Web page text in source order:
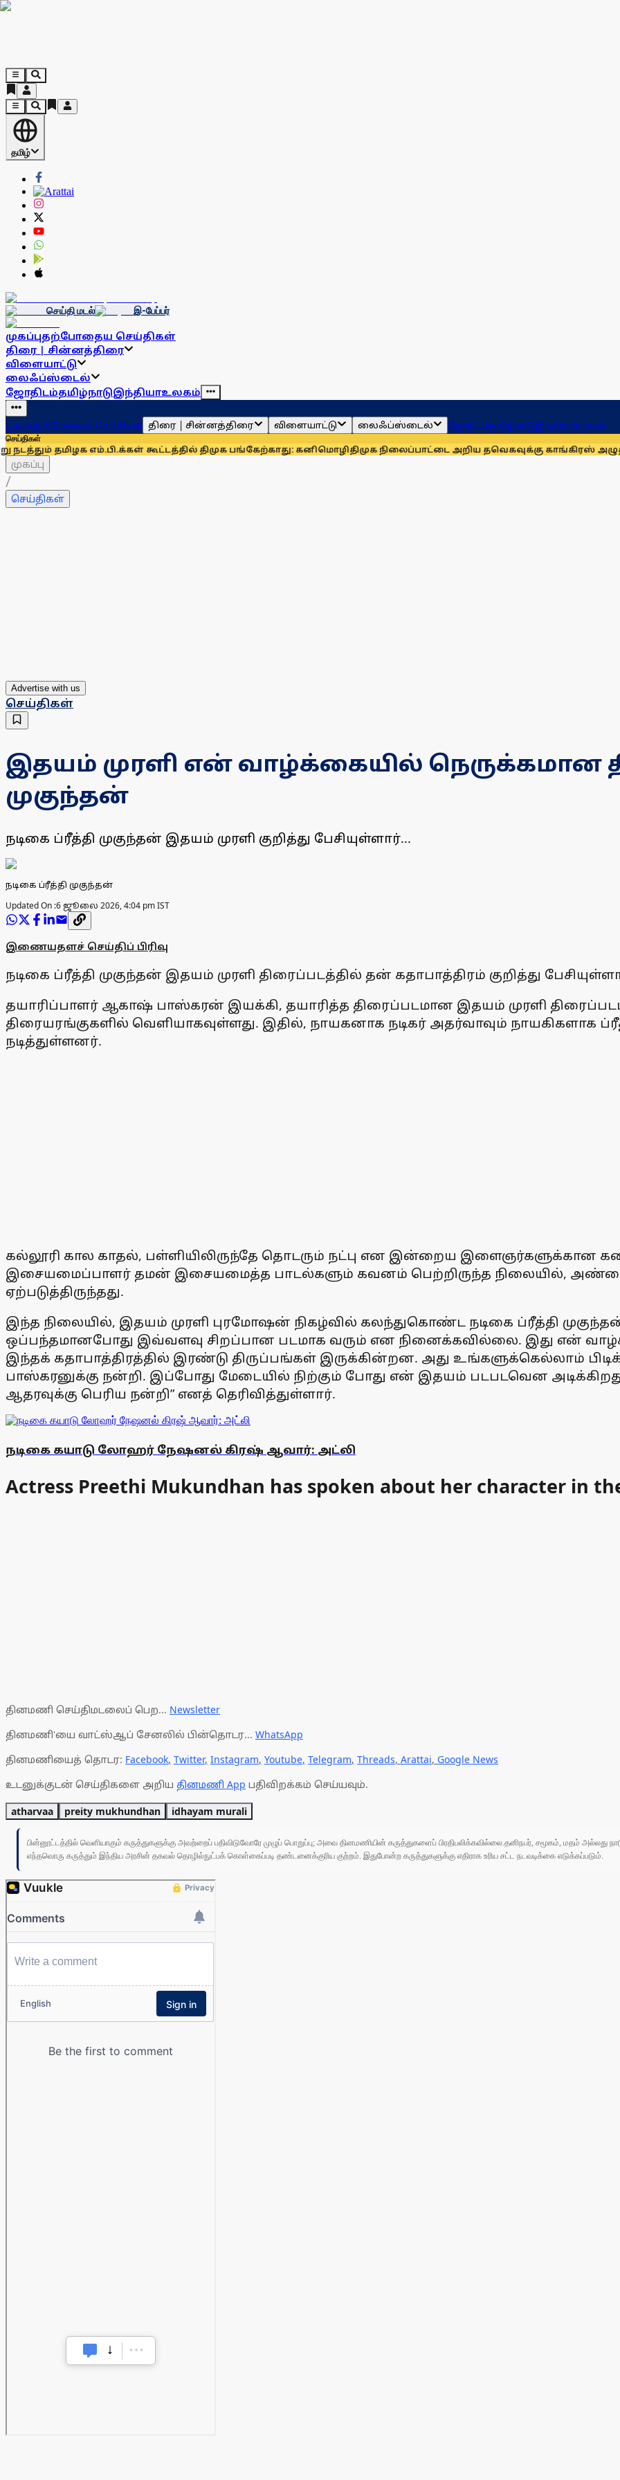
தமிழ்
செய்தி மடல் இ-பேப்பர்
முகப்புதற்போதைய செய்திகள்
திரை | சின்னத்திரை
விளையாட்டு
லைஃப்ஸ்டைல்
ஜோதிடம்தமிழ்நாடுஇந்தியாஉலகம்
முகப்புதற்போதைய செய்திகள் திரை | சின்னத்திரை விளையாட்டு லைஃப்ஸ்டைல் ஜோதிடம்தமிழ்நாடுஇந்தியாஉலகம்
செய்திகள்
எம்.பி.க்கள் கூட்டத்தில் திமுக பங்கேற்காது: கனிமொழிதிமுக நிலைப்பாட்டை அறிய தவெகவுக்கு காங்கிரஸ் அழுத்தம்:
முகப்பு
/
செய்திகள்
Advertise with us
செய்திகள்
இதயம் முரளி என் வாழ்க்கையில் நெருக்கமான
முகுந்தன்
நடிகை ப்ரீத்தி முகுந்தன் இதயம் முரளி குறித்து பேசியுள்ளார்...
நடிகை ப்ரீத்தி முகுந்தன்
Updated On :6 ஜூலை 2026, 4:04 pm IST
இணையதளச் செய்திப் பிரிவு
நடிகை ப்ரீத்தி முகுந்தன் இதயம் முரளி திரைப்படத்தில் தன் கதாபாத்திரம் குறித்து
தயாரிப்பாளர் ஆகாஷ் பாஸ்கரன் இயக்கி, தயாரித்த திரைப்படமான இதயம் முரளி
திரையரங்குகளில் வெளியாகவுள்ளது. இதில், நாயகனாக நடிகர் அதர்வாவும் நாயகிகளாக
நடித்துள்ளனர்.
கல்லூரி கால காதல், பள்ளியிலிருந்தே தொடரும் நட்பு என இன்றைய இளைஞர்களுக்கான
இசையமைப்பாளர் தமன் இசையமைத்த பாடல்களும் கவனம் பெற்றிருந்த நிலையில்,
ஏற்படுத்திருந்தது.
இந்த நிலையில், இதயம் முரளி புரமோஷன் நிகழ்வில் கலந்துகொண்ட நடிகை ப்ரீத்தி
ஒப்பந்தமானபோது இவ்வளவு சிறப்பான படமாக வரும் என நினைக்கவில்லை. இது என்
இந்தக் கதாபாத்திரத்தில் இரண்டு திருப்பங்கள் இருக்கின்றன. அது உங்களுக்கெல்லாம்
பாஸ்கரனுக்கு நன்றி. இப்போது மேடையில் நிற்கும் போது என் இதயம் படபடவென
ஆதரவுக்கு பெரிய நன்றி” எனத் தெரிவித்துள்ளார்.
நடிகை கயாடு லோஹர் நேஷனல் கிரஷ் ஆவார்: அட்லி
Actress Preethi Mukundhan has spoken about her character in
தினமணி செய்திமடலைப் பெற... Newsletter
தினமணி'யை வாட்ஸ்ஆப் சேனலில் பின்தொடர... WhatsApp
தினமணியைத் தொடர: Facebook, Twitter, Instagram, Youtube, Telegram, Threads, Arattai, Google News
உடனுக்குடன் செய்திகளை அறிய தினமணி App பதிவிறக்கம் செய்யவும்.
atharvaa preity mukhundhan idhayam murali
பின்னூட்டத்தில் வெளியாகும் கருத்துகளுக்கு அவற்றைப் பதிவிடுவோரே முழுப் பொறுப்பு; அவை தினமணியின் கருத்துகளைப் பிரதிபலிக்கவில்லை.தனிநபர், சமூகம், மதம் அல்லது
எந்தவொரு கருத்தும் இந்திய அரசின் தகவல் தொழில்நுட்பக் கொள்கைப்படி தண்டனைக்குரிய குற்றம். இதுபோன்ற கருத்துகளுக்கு எதிராக உரிய சட்ட நடவடிக்கை எடுக்கப்படும்.